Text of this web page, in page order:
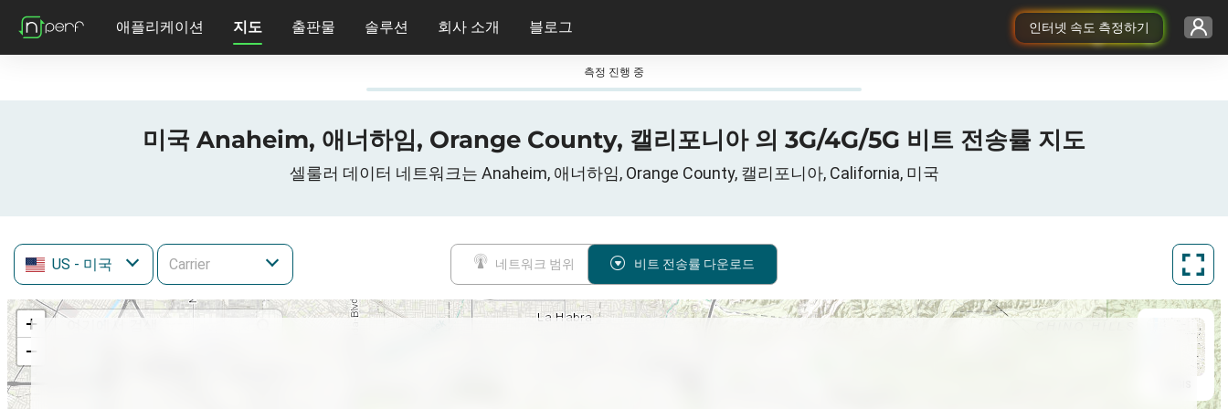
인터넷 속도 측정하기
애플리케이션 지도 출판물 솔루션 회사 소개 블로그
측정 진행 중
미국 Anaheim, 애너하임, Orange County, 캘리포니아 의 3G/4G/5G 비트 전송률 지도
셀룰러 데이터 네트워크는 Anaheim, 애너하임, Orange County, 캘리포니아, California, 미국
US - 미국 네트워크 범위 비트 전송률 다운로드
+
−